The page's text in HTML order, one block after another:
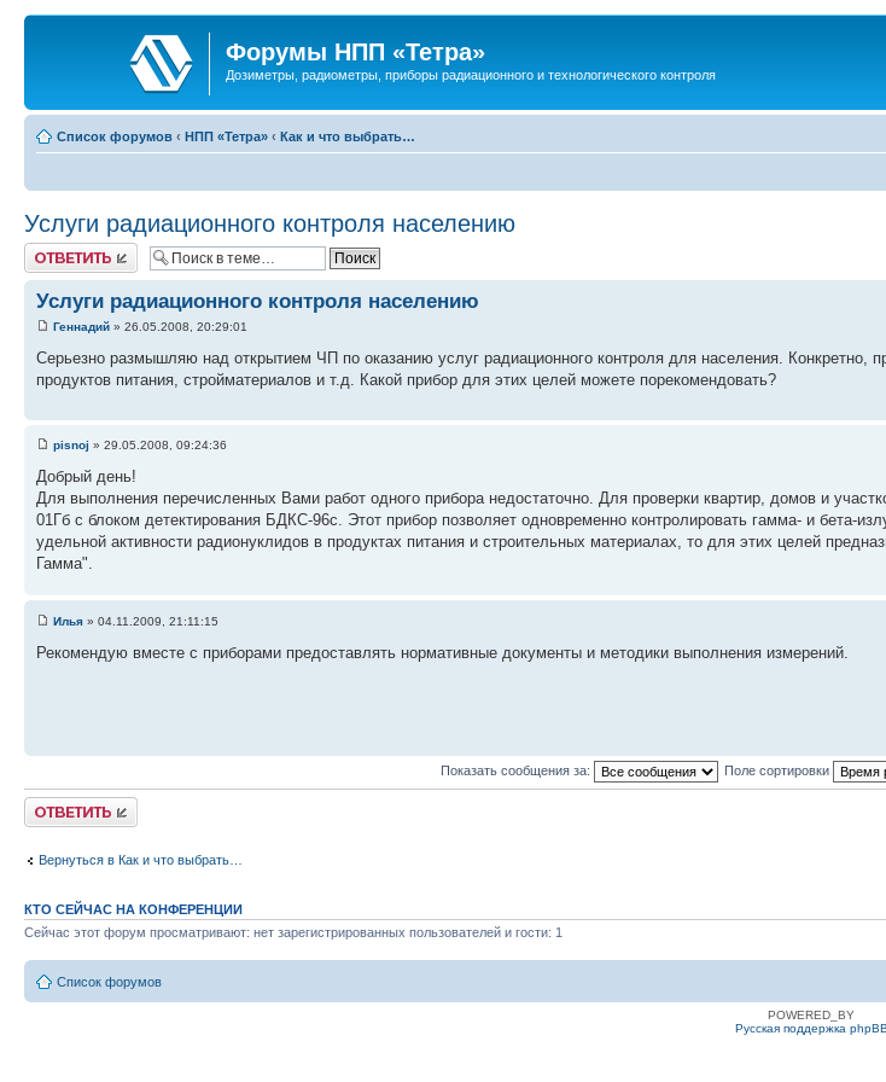
Форумы НПП «Тетра»
Дозиметры, радиометры, приборы радиационного и технологического контроля
Список форумов ‹ НПП «Тетра» ‹ Как и что выбрать…
Услуги радиационного контроля населению
Ответить
Услуги радиационного контроля населению
Геннадий » 26.05.2008, 20:29:01
Серьезно размышляю над открытием ЧП по оказанию услуг радиационного контроля для населения. Конкретно,
продуктов питания, стройматериалов и т.д. Какой прибор для этих целей можете порекомендовать?
pisnoj » 29.05.2008, 09:24:36
Добрый день!
Для выполнения перечисленных Вами работ одного прибора недостаточно. Для проверки квартир, домов и
01Гб с блоком детектирования БДКС-96с. Этот прибор позволяет одновременно контролировать гамма- и бета-
удельной активности радионуклидов в продуктах питания и строительных материалах, то для этих целей
Гамма".
Илья » 04.11.2009, 21:11:15
Рекомендую вместе с приборами предоставлять нормативные документы и методики выполнения измерений.
Показать сообщения за: Поле сортировки
Ответить
Вернуться в Как и что выбрать…
КТО СЕЙЧАС НА КОНФЕРЕНЦИИ
Сейчас этот форум просматривают: нет зарегистрированных пользователей и гости: 1
Список форумов
POWERED_BY
Русская поддержка phpBB